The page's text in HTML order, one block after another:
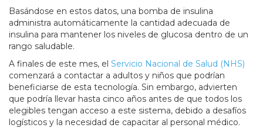
Basándose en estos datos, una bomba de insulina
administra automáticamente la cantidad adecuada de
insulina para mantener los niveles de glucosa dentro de un
rango saludable.
A finales de este mes, el Servicio Nacional de Salud (NHS)
comenzará a contactar a adultos y niños que podrían
beneficiarse de esta tecnología. Sin embargo, advierten
que podría llevar hasta cinco años antes de que todos los
elegibles tengan acceso a este sistema, debido a desafíos
logísticos y la necesidad de capacitar al personal médico.